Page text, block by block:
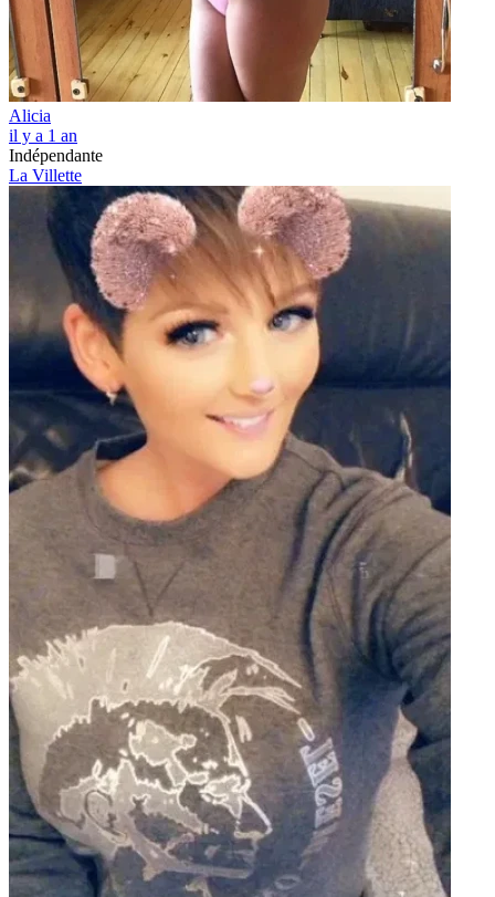
Alicia
il y a 1 an
Indépendante
La Villette